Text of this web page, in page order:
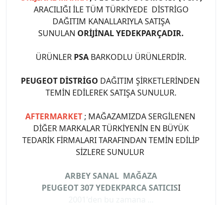
ARACILIĞI İLE TÜM TÜRKİYEDE DİSTRİGO
DAĞITIM KANALLARIYLA SATIŞA
SUNULAN ORİJİNAL YEDEKPARÇADIR.
ÜRÜNLER PSA BARKODLU ÜRÜNLERDİR.
PEUGEOT DİSTRİGO DAĞITIM ŞİRKETLERİNDEN
TEMİN EDİLEREK SATIŞA SUNULUR.
AFTERMARKET ; MAĞAZAMIZDA SERGİLENEN
DİĞER MARKALAR TÜRKİYENİN EN BÜYÜK
TEDARİK FİRMALARI TARAFINDAN TEMİN EDİLİP
SİZLERE SUNULUR
ARBEY SANAL MAĞAZA
PEUGEOT 307 YEDEKPARCA SATICISI